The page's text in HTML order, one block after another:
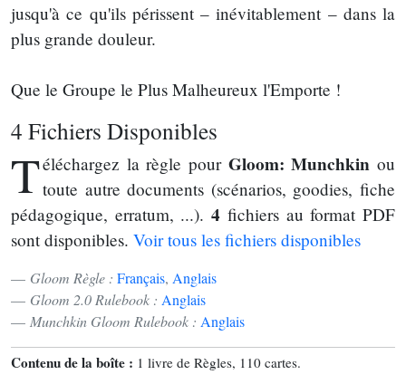
jusqu'à ce qu'ils périssent – inévitablement – dans la
plus grande douleur.
Que le Groupe le Plus Malheureux l'Emporte !
4 Fichiers Disponibles
Téléchargez la règle pour Gloom: Munchkin ou
toute autre documents (scénarios, goodies, fiche
pédagogique, erratum, ...).4 fichiers au format PDF
sont disponibles. Voir tous les fichiers disponibles
Gloom Règle : Français, Anglais
Gloom 2.0 Rulebook : Anglais
Munchkin Gloom Rulebook : Anglais
Contenu de la boîte : 1 livre de Règles, 110 cartes.